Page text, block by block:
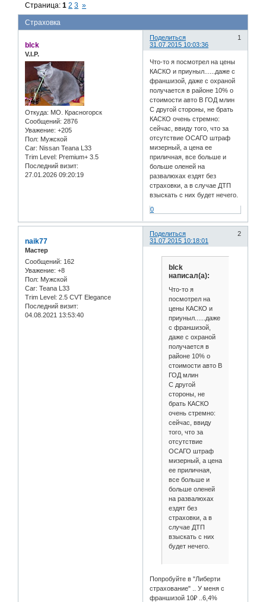
Страховка
Страница:1 2 3 »
Поделиться
1
31.07.2015 10:03:36
blck
V.I.P.
Откуда: МО. Красногорск
Сообщений: 2876
Уважение: +205
Пол: Мужской
Car: Nissan Teana L33
Trim Level: Premium+ 3.5
Последний визит:
27.01.2026 09:20:19
Что-то я посмотрел на цены
КАСКО и приуныл......даже с
франшизой, даже с охраной
получается в районе 10% о
стоимости авто В ГОД млин
С другой стороны, не брать
КАСКО очень стремно:
сейчас, ввиду того, что за
отсутствие ОСАГО штраф
мизерный, а цена ее
приличная, все больше и
больше оленей на
развалюхах ездят без
страховки, а в случае ДТП
взыскать с них будет нечего.
0
Поделиться
2
31.07.2015 10:18:01
naik77
Мастер
Сообщений: 162
Уважение: +8
Пол: Мужской
Car: Teana L33
Trim Level: 2.5 CVT Elegance
Последний визит:
04.08.2021 13:53:40
blck
написал(а):
Что-то я
посмотрел на
цены КАСКО и
приуныл......даже
с франшизой,
даже с охраной
получается в
районе 10% о
стоимости авто В
ГОД млин
С другой
стороны, не
брать КАСКО
очень стремно:
сейчас, ввиду
того, что за
отсутствие
ОСАГО штраф
мизерный, а цена
ее приличная,
все больше и
больше оленей
на развалюхах
ездят без
страховки, а в
случае ДТП
взыскать с них
будет нечего.
Попробуйте в "Либерти
страхование" .. У меня с
франшизой 10₽ ..6,4%